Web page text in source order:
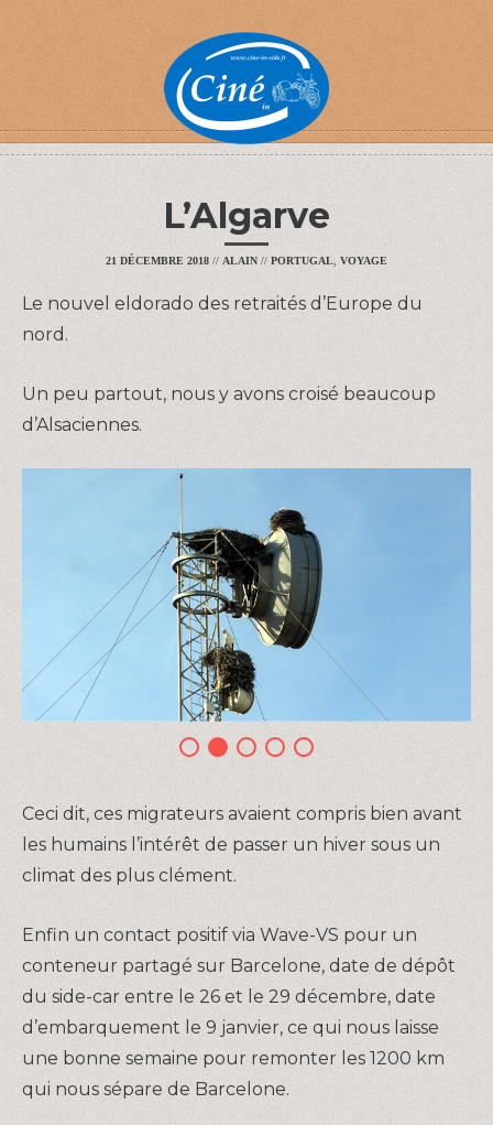
L’Algarve
21 DÉCEMBRE 2018 // ALAIN // PORTUGAL VOYAGE
Le nouvel eldorado des retraités d’Europe du
nord.
Un peu partout, nous y avons croisé beaucoup
d’Alsaciennes.
Ceci dit, ces migrateurs avaient compris bien avant
les humains l’intérêt de passer un hiver sous un
climat des plus clément.
Enfin un contact positif via Wave-VS pour un
conteneur partagé sur Barcelone, date de dépôt
du side-car entre le 26 et le 29 décembre, date
d’embarquement le 9 janvier, ce qui nous laisse
une bonne semaine pour remonter les 1200 km
qui nous sépare de Barcelone.